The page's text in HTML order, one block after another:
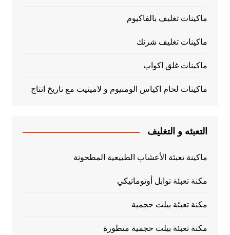
ماكينات تغليف بالفاكيوم
ماكينات تغليف شرنك
ماكينات غلق اكواب
ماكينات لحام اكياس الومنيوم و لامينيت مع تاريخ انتاج
التعبئه و التغليف
ماكينة تعبئة الأعشاب الطبيعية المطحونة
مكنة تعبئة توابل أوتوماتيكي
مكنة تعبئة بيلت حجمية
مكنة تعبئة بيلت حجمية متطورة